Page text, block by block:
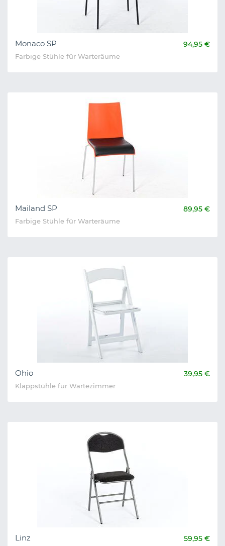
Monaco SP 94,95 €
Farbige Stühle für Warteräume
Mailand SP 89,95 €
Farbige Stühle für Warteräume
Ohio 39,95 €
Klappstühle für Wartezimmer
Linz 59,95 €